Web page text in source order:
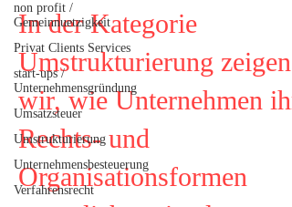
non profit /
Gemeinnuetzigkeit
Privat Clients Services
start-ups /
Unternehmensgründung
Umsatzsteuer
Umstrukturierung
Unternehmensbesteuerung
Verfahrensrecht
In der Kategorie
Umstrukturierung zeigen
wir, wie Unternehmen
Rechts- und
Organisationsformen